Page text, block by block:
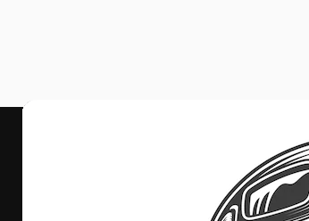
Videos
Die kreative Plattform, um deine beste